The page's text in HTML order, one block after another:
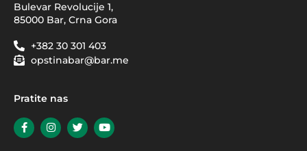
Bulevar Revolucije 1,
85000 Bar, Crna Gora
+382 30 301 403
opstinabar@bar.me
Pratite nas